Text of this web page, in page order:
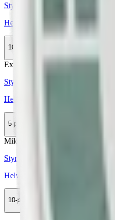
Styrka Mild · Slim
Helwit Cola 2
10-pack
Extra Stark
Styrka Extra Stark · Slim
Helwit Banana Extra Strong
5-pack
Mild
Styrka Mild · Slim
Helwit Strawberry 3
10-pack